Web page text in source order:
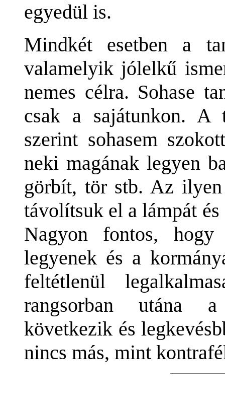
egyedül is.
Mindkét esetben a
valamelyik jólelkű
nemes célra. Sohase
csak a sajátunkon. A
szerint sohasem
neki magának legyen
görbít, tör stb. Az ilyen
távolítsuk el a lámpát és
Nagyon fontos,
legyenek és a
feltétlenül
rangsorban utána a
következik és
nincs más, mint